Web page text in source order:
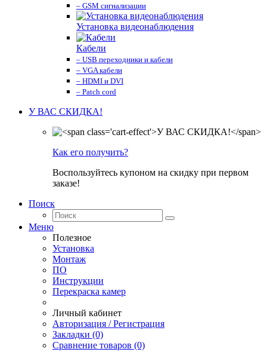
– GSM сигнализации
Установка видеонаблюдения
Кабели
– USB переходники и кабели
– VGA кабели
– HDMI и DVI
– Patch cord
У ВАС СКИДКА!
Как его получить?
Воспользуйтесь купоном на скидку при первом
заказе!
Поиск
Меню
Полезное
Установка
Монтаж
ПО
Инструкции
Перекраска камер
Личный кабинет
Авторизация / Регистрация
Закладки (0)
Сравнение товаров (0)